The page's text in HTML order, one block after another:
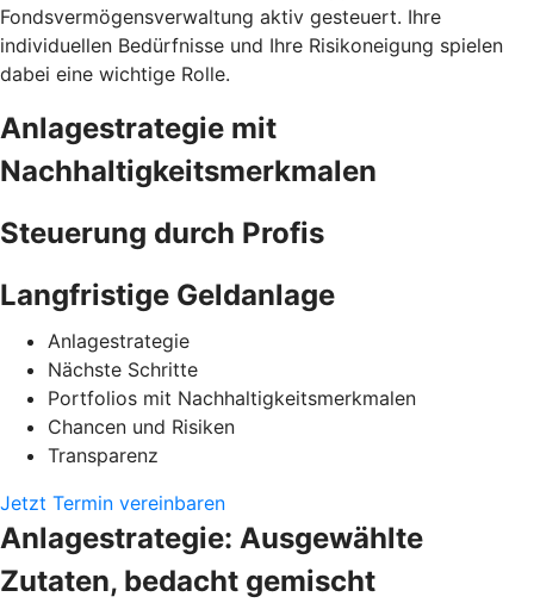
Fondsvermögensverwaltung aktiv gesteuert. Ihre
individuellen Bedürfnisse und Ihre Risikoneigung spielen
dabei eine wichtige Rolle.
Anlagestrategie mit
Nachhaltigkeitsmerkmalen
Steuerung durch Profis
Langfristige Geldanlage
Anlagestrategie
Nächste Schritte
Portfolios mit Nachhaltigkeitsmerkmalen
Chancen und Risiken
Transparenz
Jetzt Termin vereinbaren
Anlagestrategie: Ausgewählte
Zutaten, bedacht gemischt